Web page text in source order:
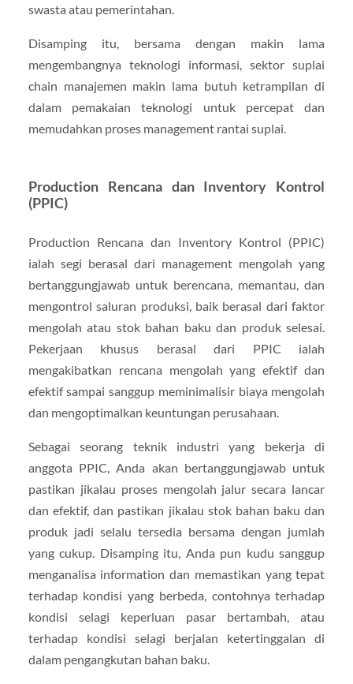
swasta atau pemerintahan.
Disamping itu, bersama dengan makin lama
mengembangnya teknologi informasi, sektor suplai
chain manajemen makin lama butuh ketrampilan di
dalam pemakaian teknologi untuk percepat dan
memudahkan proses management rantai suplai.
Production Rencana dan Inventory Kontrol
(PPIC)
Production Rencana dan Inventory Kontrol (PPIC)
ialah segi berasal dari management mengolah yang
bertanggungjawab untuk berencana, memantau, dan
mengontrol saluran produksi, baik berasal dari faktor
mengolah atau stok bahan baku dan produk selesai.
Pekerjaan khusus berasal dari PPIC ialah
mengakibatkan rencana mengolah yang efektif dan
efektif sampai sanggup meminimalisir biaya mengolah
dan mengoptimalkan keuntungan perusahaan.
Sebagai seorang teknik industri yang bekerja di
anggota PPIC, Anda akan bertanggungjawab untuk
pastikan jikalau proses mengolah jalur secara lancar
dan efektif, dan pastikan jikalau stok bahan baku dan
produk jadi selalu tersedia bersama dengan jumlah
yang cukup. Disamping itu, Anda pun kudu sanggup
menganalisa information dan memastikan yang tepat
terhadap kondisi yang berbeda, contohnya terhadap
kondisi selagi keperluan pasar bertambah, atau
terhadap kondisi selagi berjalan ketertinggalan di
dalam pengangkutan bahan baku.